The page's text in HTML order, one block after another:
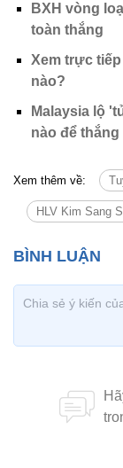
BXH vòng
toàn thắng
Xem trực
nào?
Malaysia lộ
nào để thắng
Xem thêm về:
HLV Kim Sang